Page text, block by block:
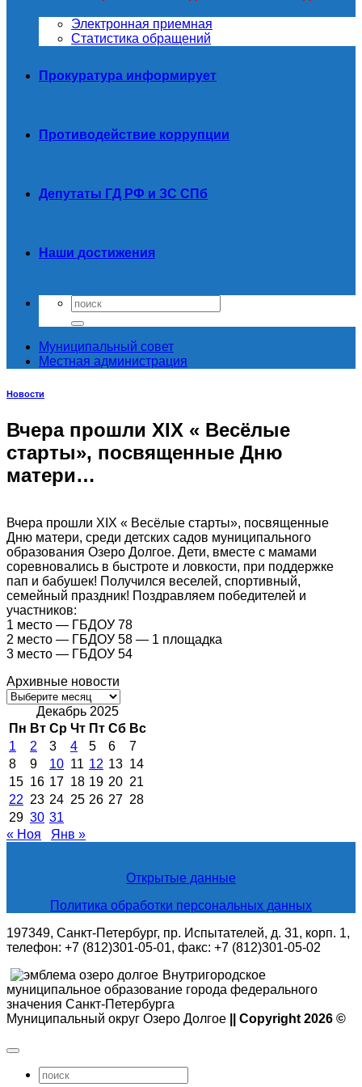
Электронная приемная
Статистика обращений
Прокуратура информирует
Противодействие коррупции
Депутаты ГД РФ и ЗС СПб
Наши достижения
Муниципальный совет
Местная администрация
Новости
Вчера прошли XIX « Весёлые
старты», посвященные Дню
матери…
Вчера прошли XIX « Весёлые старты», посвященные
Дню матери, среди детских садов муниципального
образования Озеро Долгое. Дети, вместе с мамами
соревновались в быстроте и ловкости, при поддержке
пап и бабушек! Получился веселей, спортивный,
семейный праздник! Поздравляем победителей и
участников:
1 место — ГБДОУ 78
2 место — ГБДОУ 58 — 1 площадка
3 место — ГБДОУ 54
Архивные новости
Архивные
новостиДекабрь 2025
Пн Вт Ср Чт Пт Сб Вс
1
2 3 4 5 6
7
8
9 10 11 12 13 14
15 16 17 18 19 20 21
22 23 24 25 26 27 28
29 30 31
« Ноя
Янв »
Открытые данные
Политика обработки персональных данных
197349, Санкт-Петербург, пр. Испытателей, д. 31, корп. 1,
телефон: +7 (812)301-05-01, факс: +7 (812)301-05-02
Внутригородское
муниципальное образование города федерального
значения Санкт-Петербурга
Муниципальный округ Озеро Долгое
|| Copyright 2026 ©